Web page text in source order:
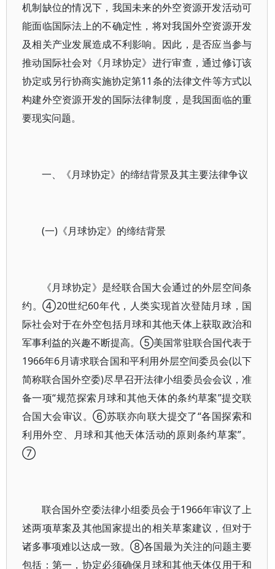
机制缺位的情况下，我国未来的外空资源开发活动可
能面临国际法上的不确定性，将对我国外空资源开发
及相关产业发展造成不利影响。因此，是否应当参与
推动国际社会对《月球协定》进行审查，通过修订该
协定或另行协商实施协定第11条的法律文件等方式以
构建外空资源开发的国际法律制度，是我国面临的重
要现实问题。
一、《月球协定》的缔结背景及其主要法律争议
(一)《月球协定》的缔结背景
《月球协定》是经联合国大会通过的外层空间条
约。④20世纪60年代，人类实现首次登陆月球，国
际社会对于在外空包括月球和其他天体上获取政治和
军事利益的兴趣不断提高。⑤美国常驻联合国代表于
1966年6月请求联合国和平利用外层空间委员会(以下
简称联合国外空委)尽早召开法律小组委员会会议，准
备一项“规范探索月球和其他天体的条约草案”提交联
合国大会审议。⑥苏联亦向联大提交了“各国探索和
利用外空、月球和其他天体活动的原则条约草案”。
⑦
联合国外空委法律小组委员会于1966年审议了上
述两项草案及其他国家提出的相关草案建议，但对于
诸多事项难以达成一致。⑧各国最为关注的问题主要
包括：第一，协定必须确保月球和其他天体仅用于和